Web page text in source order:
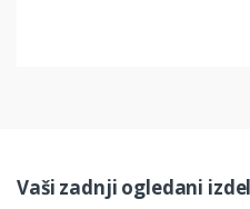
Vaši zadnji ogledani